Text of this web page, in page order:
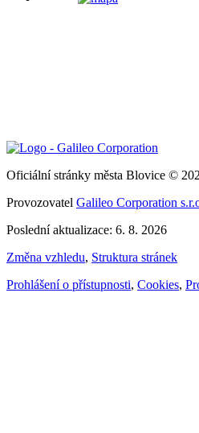
Oficiální stránky města Blovice ©
Provozovatel Galileo Corporation
Poslední aktualizace: 6. 8. 2026
Změna vzhledu, Struktura stránek
Prohlášení o přístupnosti, Cookies,